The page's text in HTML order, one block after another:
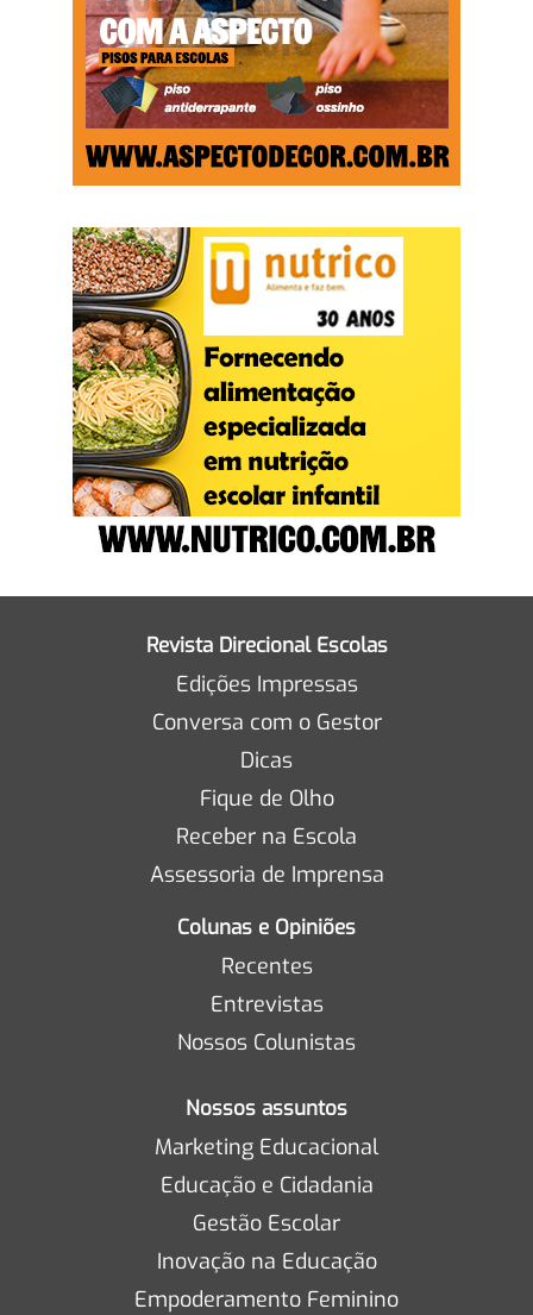
Revista Direcional Escolas
Edições Impressas
Conversa com o Gestor
Dicas
Fique de Olho
Receber na Escola
Assessoria de Imprensa
Colunas e Opiniões
Recentes
Entrevistas
Nossos Colunistas
Nossos assuntos
Marketing Educacional
Educação e Cidadania
Gestão Escolar
Inovação na Educação
Empoderamento Feminino